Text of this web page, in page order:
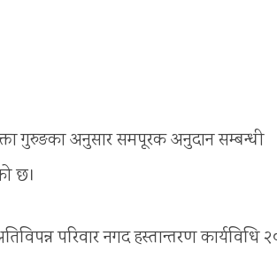
गुरुङका अनुसार समपूरक अनुदान सम्बन्धी
छ।
परिवार नगद हस्तान्तरण कार्यविधि